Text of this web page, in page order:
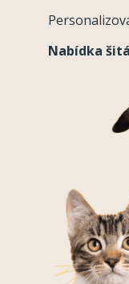
Nabídka